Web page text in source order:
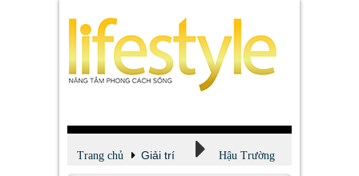
Trang chủ Giải trí Hậu Trường